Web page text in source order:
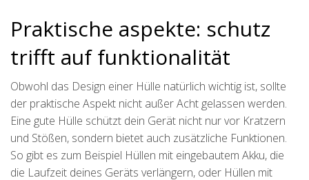
Praktische aspekte: schutz
trifft auf funktionalität
Obwohl das Design einer Hülle natürlich wichtig ist, sollte
der praktische Aspekt nicht außer Acht gelassen werden.
Eine gute Hülle schützt dein Gerät nicht nur vor Kratzern
und Stößen, sondern bietet auch zusätzliche Funktionen.
So gibt es zum Beispiel Hüllen mit eingebautem Akku, die
die Laufzeit deines Geräts verlängern, oder Hüllen mit